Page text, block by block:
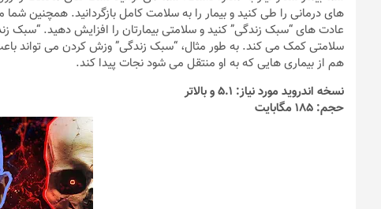
های درمانی را طی کنید و بیمار را به سلامت کامل بازگردانید. همچنین شما
عادت های “سبک زندگی” کنید و سلامتی بیمارتان را افزایش دهید.
سلامتی کمک می کند. به طور مثال، “سبک زندگی” وزش کردن می تواند باعث
هم از بیماری هایی که به او منتقل می شود نجات پیدا کند.
نسخه اندروید مورد نیاز: 5.1 و بالاتر
حجم: 185 مگابایت